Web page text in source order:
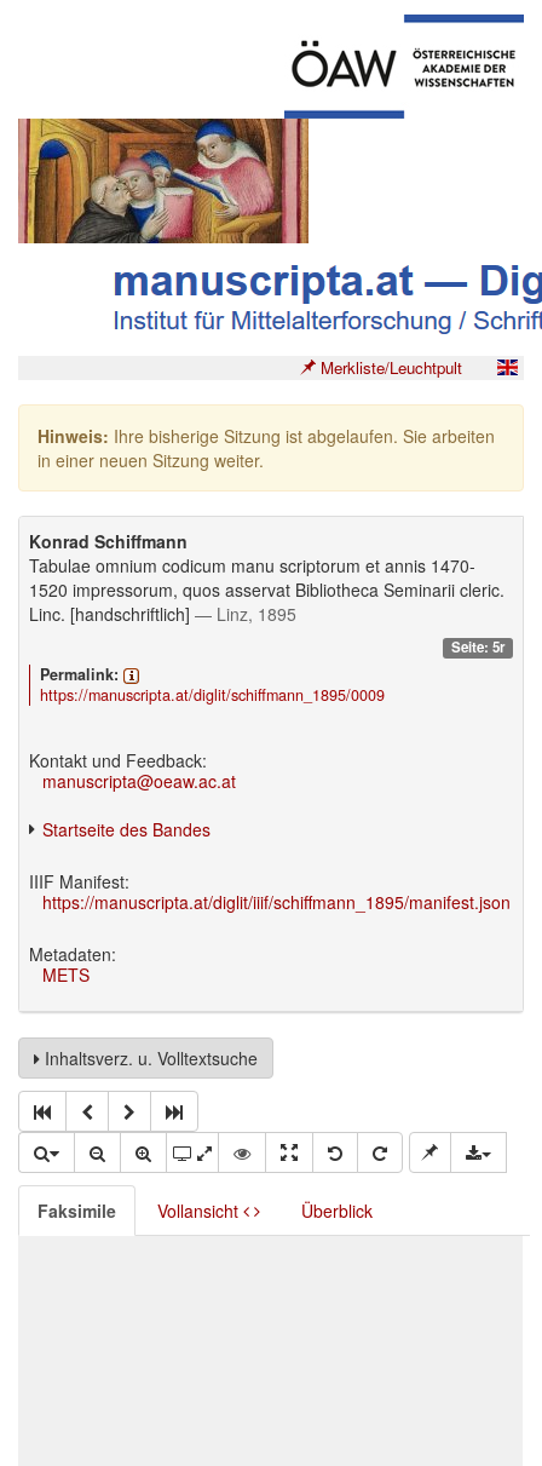
Merkliste/Leuchtpult
Hinweis: Ihre bisherige Sitzung ist abgelaufen. Sie arbeiten
in einer neuen Sitzung weiter.
Konrad Schiffmann
Tabulae omnium codicum manu scriptorum et annis 1470-
1520 impressorum, quos asservat Bibliotheca Seminarii cleric.
Linc. [handschriftlich] — Linz, 1895
Seite: 5r
Permalink:
https://manuscripta.at/diglit/schiffmann_1895/0009
Kontakt und Feedback:
manuscripta@oeaw.ac.at
Startseite des Bandes
IIIF Manifest:
https://manuscripta.at/diglit/iiif/schiffmann_1895/manifest.json
Metadaten:
METS
Inhaltsverz. u. Volltextsuche
Faksimile Vollansicht Überblick